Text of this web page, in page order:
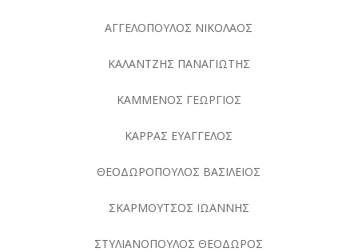
ΑΓΓΕΛΟΠΟΥΛΟΣ ΝΙΚΟΛΑΟΣ
ΚΑΛΑΝΤΖΗΣ ΠΑΝΑΓΙΩΤΗΣ
ΚΑΜΜΕΝΟΣ ΓΕΩΡΓΙΟΣ
ΚΑΡΡΑΣ ΕΥΑΓΓΕΛΟΣ
ΘΕΟΔΩΡΟΠΟΥΛΟΣ ΒΑΣΙΛΕΙΟΣ
ΣΚΑΡΜΟΥΤΣΟΣ ΙΩΑΝΝΗΣ
ΣΤΥΛΙΑΝΟΠΟΥΛΟΣ ΘΕΟΔΩΡΟΣ